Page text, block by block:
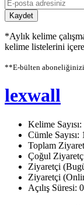
Kaydet
*Aylık kelime
kelime listelerini
**E-bülten
lexwall
Kelime Sayısı:
Cümle Sayısı:
Toplam
Çoğul
Ziyaretçi
Ziyaretçi
Açılış Süresi: